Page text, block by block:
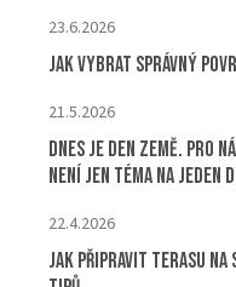
23.6.2026
Jak vybrat správný
21.5.2026
Dnes je Den Země. Pro
není jen téma na jeden
22.4.2026
Jak připravit terasu na